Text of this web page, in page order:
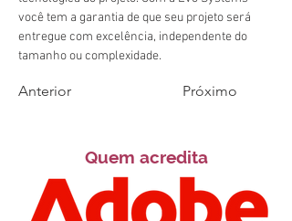
você tem a garantia de que seu projeto será
entregue com excelência, independente do
tamanho ou complexidade.
Anterior Próximo
Quem acredita